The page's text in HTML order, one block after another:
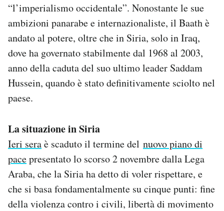
“l’imperialismo occidentale”. Nonostante le sue
ambizioni panarabe e internazionaliste, il Baath è
andato al potere, oltre che in Siria, solo in Iraq,
dove ha governato stabilmente dal 1968 al 2003,
anno della caduta del suo ultimo leader Saddam
Hussein, quando è stato definitivamente sciolto nel
paese.
La situazione in Siria
Ieri seraè scaduto il termine del nuovo piano di
pacepresentato lo scorso 2 novembre dalla Lega
Araba, che la Siria ha detto di voler rispettare, e
che si basa fondamentalmente su cinque punti: fine
della violenza contro i civili, libertà di movimento